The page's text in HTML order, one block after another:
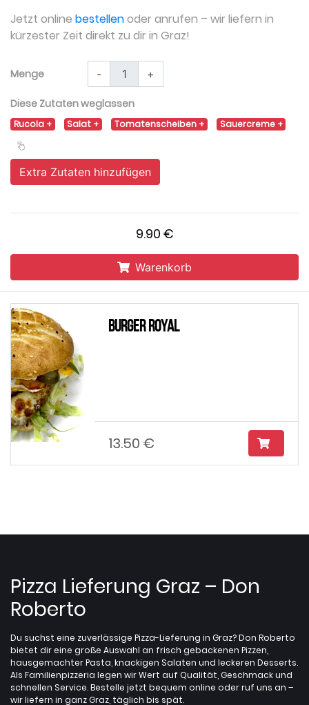
Jetzt online bestellenoder anrufen – wir liefern in
kürzester Zeit direkt zu dir in Graz!
Menge - +
Diese Zutaten weglassen
Rucola Salat Tomatenscheiben Sauercreme
Extra Zutaten hinzufügen
9.90 €
Warenkorb
Burger Royal
13.50 €
Pizza Lieferung Graz – Don
Roberto
Du suchst eine zuverlässige Pizza-Lieferung in Graz? Don Roberto
bietet dir eine große Auswahl an frisch gebackenen Pizzen,
hausgemachter Pasta, knackigen Salaten und leckeren Desserts.
Als Familienpizzeria legen wir Wert auf Qualität, Geschmack und
schnellen Service. Bestelle jetzt bequem online oder ruf uns an –
wir liefern in ganz Graz, täglich bis spät.